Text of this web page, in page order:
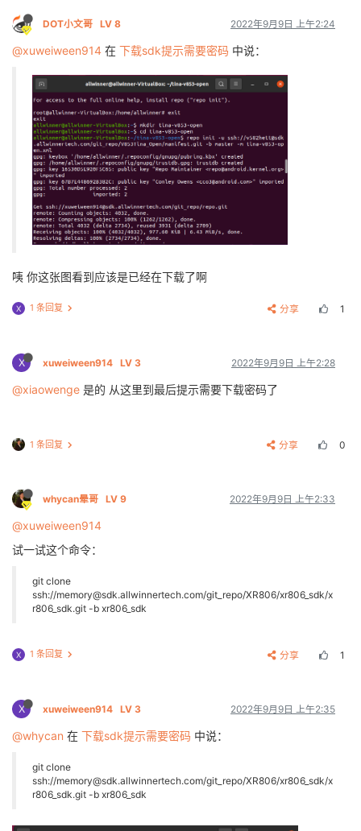
DOT小文哥 LV 8 2022年9月9日 上午2:24
@xuweiween914 在 下载sdk提示需要密码 中说：
咦 你这张图看到应该是已经在下载了啊
X 1 条回复 分享 1
X xuweiween914 LV 3 2022年9月9日 上午2:28
@xiaowenge 是的 从这里到最后提示需要下载密码了
1 条回复 分享 0
whycan晕哥 LV 9 2022年9月9日 上午2:33
@xuweiween914
试一试这个命令：
git clone
ssh://memory@sdk.allwinnertech.com/git_repo/XR806/xr806_sdk/x
r806_sdk.git -b xr806_sdk
X 1 条回复 分享 1
X xuweiween914 LV 3 2022年9月9日 上午2:35
@whycan 在 下载sdk提示需要密码 中说：
git clone
ssh://memory@sdk.allwinnertech.com/git_repo/XR806/xr806_sdk/x
r806_sdk.git -b xr806_sdk